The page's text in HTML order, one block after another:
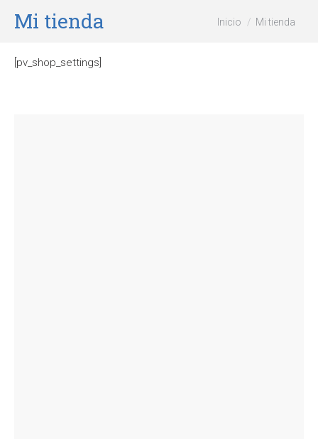
Mi tienda Estás aquí:
Inicio Mi tienda
[pv_shop_settings]